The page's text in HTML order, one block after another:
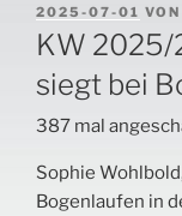
AM
2025-07-01 VON
KW 2025/
siegt bei
387 mal
Sophie
Bogenlaufen in